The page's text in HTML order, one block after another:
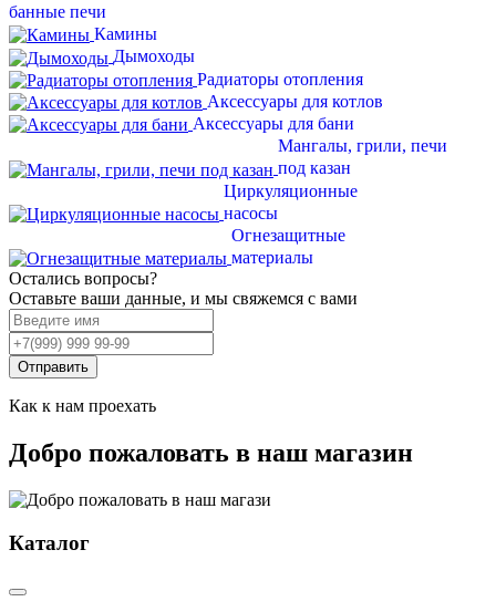
банные печи
Камины
Дымоходы
Радиаторы отопления
Аксессуары для котлов
Аксессуары для бани
Мангалы, грили, печи
под казан
Циркуляционные
насосы
Огнезащитные
материалы
Остались вопросы?
Оставьте ваши данные, и мы свяжемся с вами
Отправить
Как к нам проехать
Добро пожаловать в наш магазин
Каталог